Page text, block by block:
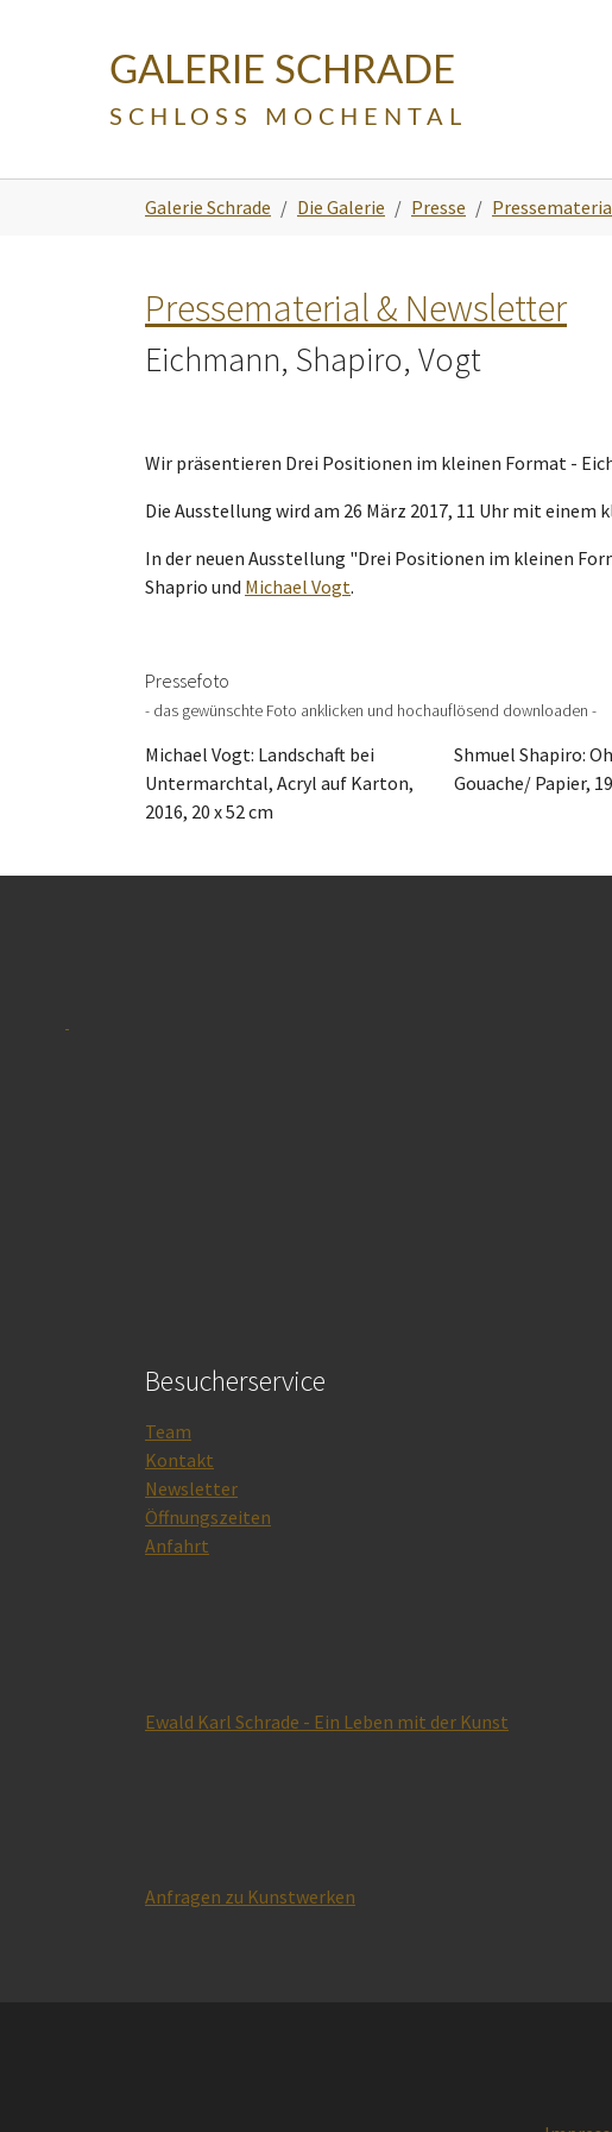
GALERIE SCHRADE
SCHLOSS MOCHENTAL
Galerie Schrade Die Galerie Presse
Pressematerial & Newsletter
Eichmann, Shapiro, Vogt
Wir präsentieren Drei Positionen im kleinen Format -
Die Ausstellung wird am 26 März 2017, 11 Uhr mit einem
In der neuen Ausstellung "Drei Positionen im kleinen
Shaprio und Michael Vogt.
Pressefoto
- das gewünschte Foto anklicken und hochauflösend downloaden -
Michael Vogt: Landschaft bei
Untermarchtal, Acryl auf Karton,
2016, 20 x 52 cm
Shmuel Shapiro:
Gouache/ Papier,
Besucherservice
Team
Kontakt
Newsletter
Öffnungszeiten
Anfahrt
Ewald Karl Schrade - Ein Leben mit der Kunst
Anfragen zu Kunstwerken